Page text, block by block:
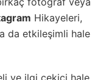
Hikayeleri,
da etkileşimli hale